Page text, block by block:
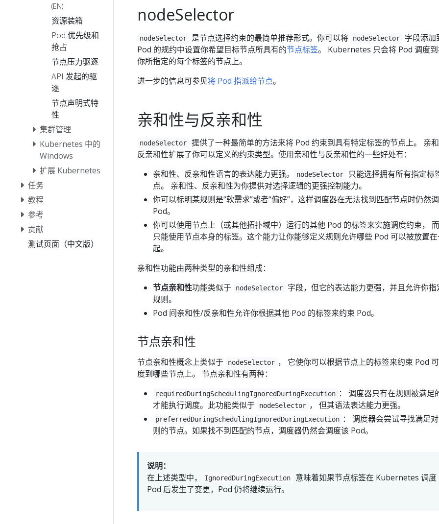
(EN)
资源装箱
Pod 优先级和
抢占
节点压力驱逐
API 发起的驱
逐
节点声明式特
性
集群管理
Kubernetes 中的
Windows
扩展 Kubernetes
任务
教程
参考
贡献
测试页面（中文版）
nodeSelector
nodeSelector 是节点选择约束的最简单推荐形式。你可以将 nodeSelector
字段添加
Pod 的规约中设置你希望目标节点所具有的节点标签。 Kubernetes 只会将 Pod 调度
你所指定的每个标签的节点上。
进一步的信息可参见将 Pod 指派给节点。
亲和性与反亲和性
nodeSelector
提供了一种最简单的方法来将 Pod 约束到具有特定标签的节点上。 亲
反亲和性扩展了你可以定义的约束类型。使用亲和性与反亲和性的一些好处有：
亲和性、反亲和性语言的表达能力更强。
nodeSelector
只能选择拥有所有指定标
点。 亲和性、反亲和性为你提供对选择逻辑的更强控制能力。
你可以标明某规则是“软需求”或者“偏好”，这样调度器在无法找到匹配节点时仍然
Pod。
你可以使用节点上（或其他拓扑域中）运行的其他 Pod 的标签来实施调度约束，
只能使用节点本身的标签。这个能力让你能够定义规则允许哪些 Pod 可以被放置
起。
亲和性功能由两种类型的亲和性组成：
节点亲和性功能类似于 nodeSelector
字段，但它的表达能力更强，并且允许你指
规则。
Pod 间亲和性/反亲和性允许你根据其他 Pod 的标签来约束 Pod。
节点亲和性
节点亲和性概念上类似于 nodeSelector ， 它使你可以根据节点上的标签来约束 Pod
度到哪些节点上。 节点亲和性有两种：
requiredDuringSchedulingIgnoredDuringExecution ： 调度器只有在规则被满足
才能执行调度。此功能类似于
nodeSelector ， 但其语法表达能力更强。
preferredDuringSchedulingIgnoredDuringExecution ： 调度器会尝试寻找满足
则的节点。如果找不到匹配的节点，调度器仍然会调度该 Pod。
说明：
在上述类型中，
IgnoredDuringExecution
意味着如果节点标签在 Kubernetes 调度
Pod 后发生了变更，Pod 仍将继续运行。